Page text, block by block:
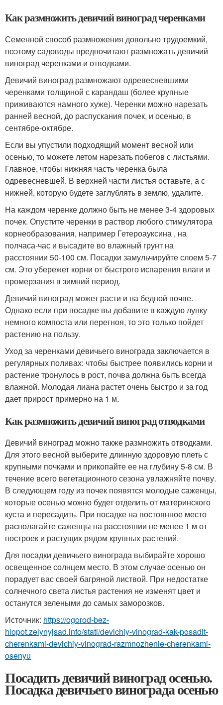
Как размножить девичий виноград черенками
Семенной способ размножения довольно трудоемкий,
поэтому садоводы предпочитают размножать девичий
виноград черенками и отводками.
Девичий виноград размножают одревесневшими
черенками толщиной с карандаш (более крупные
приживаются намного хуже). Черенки можно нарезать
ранней весной, до распускания почек, и осенью, в
сентябре-октябре.
Если вы упустили подходящий момент весной или
осенью, то можете летом нарезать побегов с листьями.
Главное, чтобы нижняя часть черенка была
одревесневшей. В верхней части листья оставьте, а с
нижней, которую будете заглублять в землю, удалите.
На каждом черенке должно быть не менее 3-4 здоровых
почек. Опустите черенки в раствор любого стимулятора
корнеобразования, например Гетероауксина , на
полчаса-час и высадите во влажный грунт на
расстоянии 50-100 см. Посадки замульчируйте слоем 5-7
см. Это убережет корни от быстрого испарения влаги и
промерзания в зимний период.
Девичий виноград может расти и на бедной почве.
Однако если при посадке вы добавите в каждую лунку
немного компоста или перегноя, то это только пойдет
растению на пользу.
Уход за черенками девичьего винограда заключается в
регулярных поливах: чтобы быстрее появились корни и
растение тронулось в рост, почва должна быть всегда
влажной. Молодая лиана растет очень быстро и за год
дает прирост примерно на 1 м.
Как размножить девичий виноград отводками
Девичий виноград можно также размножить отводками.
Для этого весной выберите длинную здоровую плеть с
крупными почками и прикопайте ее на глубину 5-8 см. В
течение всего вегетационного сезона увлажняйте почву.
В следующем году из почек появятся молодые саженцы,
которые осенью можно будет отделить от материнского
куста и пересадить. При посадке на постоянное место
располагайте саженцы на расстоянии не менее 1 м от
построек и растущих рядом крупных растений.
Для посадки девичьего винограда выбирайте хорошо
освещенное солнцем место. В этом случае осенью он
порадует вас своей багряной листвой. При недостатке
солнечного света листья растения не изменят цвет и
останутся зелеными до самых заморозков.
Источник: https://ogorod-bez-
hlopot.zelynyjsad.info/stati/devichiy-vinograd-kak-posadit-
cherenkami-devichiy-vinograd-razmnozhenie-cherenkami-
osenyu
Посадить девичий виноград осенью.
Посадка девичьего винограда осенью